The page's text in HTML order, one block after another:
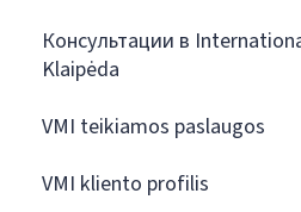
Консультации в
Klaipėda
VMI teikiamos paslaugos
VMI kliento profilis